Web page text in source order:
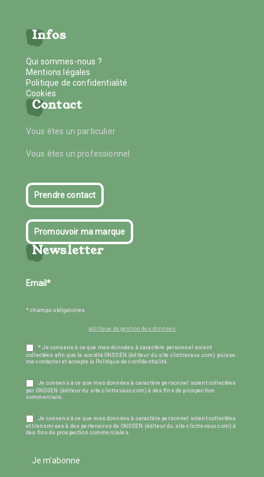
Infos
Qui sommes-nous ?
Mentions légales
Politique de confidentialité
Cookies
Contact
Vous êtes un particulier
Vous êtes un professionnel
Prendre contact
Promouvoir ma marque
Newsletter
* champs obligatoires
politique de gestion des données
* Je consens à ce que mes données à caractère personnel soient
collectées afin que la société ONSSEN (éditeur du site clictravaux.com) puisse
me contacter et accepte la Politique de confidentialité.
Je consens à ce que mes données à caractère personnel soient collectées
par ONSSEN (éditeur du site clictravaux.com) à des fins de prospection
commerciale.
Je consens à ce que mes données à caractère personnel soient collectées
et transmises à des partenaires de ONSSEN (éditeur du site clictravaux.com) à
des fins de prospection commerciales.
Je m'abonne